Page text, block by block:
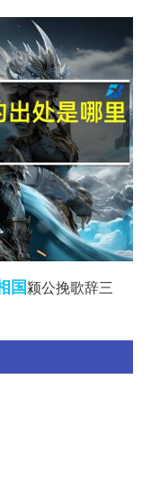
国颍公挽歌辞三